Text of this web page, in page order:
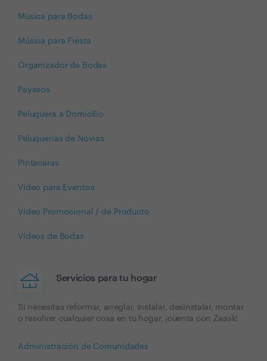
Música para Bodas
Música para Fiesta
Organizador de Bodas
Payasos
Peluquera a Domicilio
Peluquerías de Novias
Pintacaras
Vídeo para Eventos
Vídeo Promocional / de Producto
Vídeos de Bodas
Servicios para tu hogar
Si necesitas reformar, arreglar, instalar, desinstalar, montar
o resolver cualquier cosa en tu hogar, ¡cuenta con Zaask!
Administración de Comunidades